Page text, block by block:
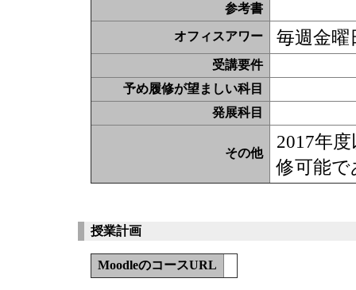
参考書
オフィスアワー 毎週金曜
受講要件
予め履修が望ましい科目
発展科目
その他
2017年
修可能
授業計画
MoodleのコースURL